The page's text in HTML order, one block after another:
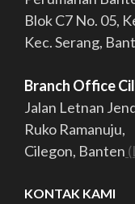
Blok C7 No. 05,
Kec. Serang,
Branch Office
Jalan Letnan
Ruko Ramanuju,
Cilegon, Banten
KONTAK KAMI